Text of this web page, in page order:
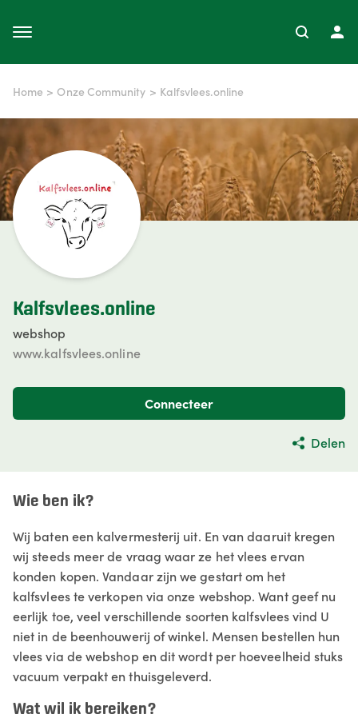
Home > Onze Community > Kalfsvlees.online
Kalfsvlees.online
webshop
www.kalfsvlees.online
Connecteer
Delen
Wie ben ik?
Wij baten een kalvermesterij uit. En van daaruit kregen
wij steeds meer de vraag waar ze het vlees ervan
konden kopen. Vandaar zijn we gestart om het
kalfsvlees te verkopen via onze webshop. Want geef nu
eerlijk toe, veel verschillende soorten kalfsvlees vind U
niet in de beenhouwerij of winkel. Mensen bestellen hun
vlees via de webshop en dit wordt per hoeveelheid stuks
vacuum verpakt en thuisgeleverd.
Wat wil ik bereiken?